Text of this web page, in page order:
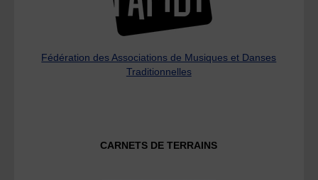
Fédération des Associations de Musiques et Danses
Traditionnelles
CARNETS DE TERRAINS